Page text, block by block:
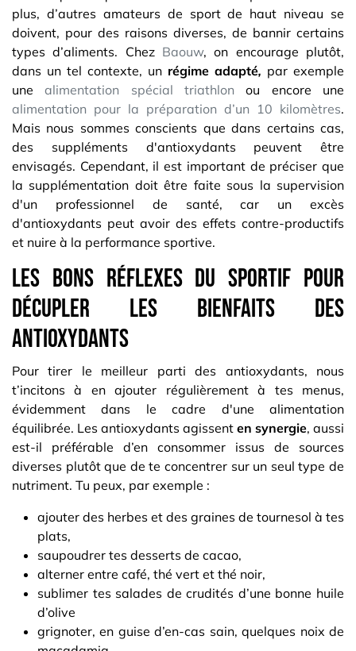
plus, d’autres amateurs de sport de haut niveau se
doivent, pour des raisons diverses, de bannir certains
types d’aliments. Chez Baouw, on encourage plutôt,
dans un tel contexte, un régime adapté, par exemple
unealimentation spécial triathlon ou encore une
alimentation pour la préparation d’un 10 kilomètres.
Mais nous sommes conscients que dans certains cas,
des suppléments d'antioxydants peuvent être
envisagés. Cependant, il est important de préciser que
la supplémentation doit être faite sous la supervision
d'un professionnel de santé, car un excès
d'antioxydants peut avoir des effets contre-productifs
et nuire à la performance sportive.
Les bons réflexes du sportif pour
décupler les bienfaits des
antioxydants
Pour tirer le meilleur parti des antioxydants, nous
t’incitons à en ajouter régulièrement à tes menus,
évidemment dans le cadre d'une alimentation
équilibrée. Les antioxydants agissent en synergie, aussi
est-il préférable d’en consommer issus de sources
diverses plutôt que de te concentrer sur un seul type de
nutriment. Tu peux, par exemple :
ajouter des herbes et des graines de tournesol à tes
plats,
saupoudrer tes desserts de cacao,
alterner entre café, thé vert et thé noir,
sublimer tes salades de crudités d’une bonne huile
d’olive
grignoter, en guise d’en-cas sain, quelques noix de